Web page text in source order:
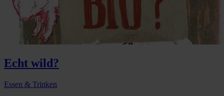
Echt wild?
Essen & Trinken